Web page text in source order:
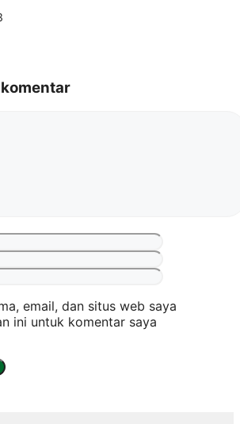
email, dan situs web saya
ini untuk komentar saya